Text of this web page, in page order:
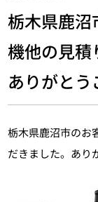
栃木県鹿沼
機他の見積
ありがとう
栃木県鹿沼市のお
だきました。あり